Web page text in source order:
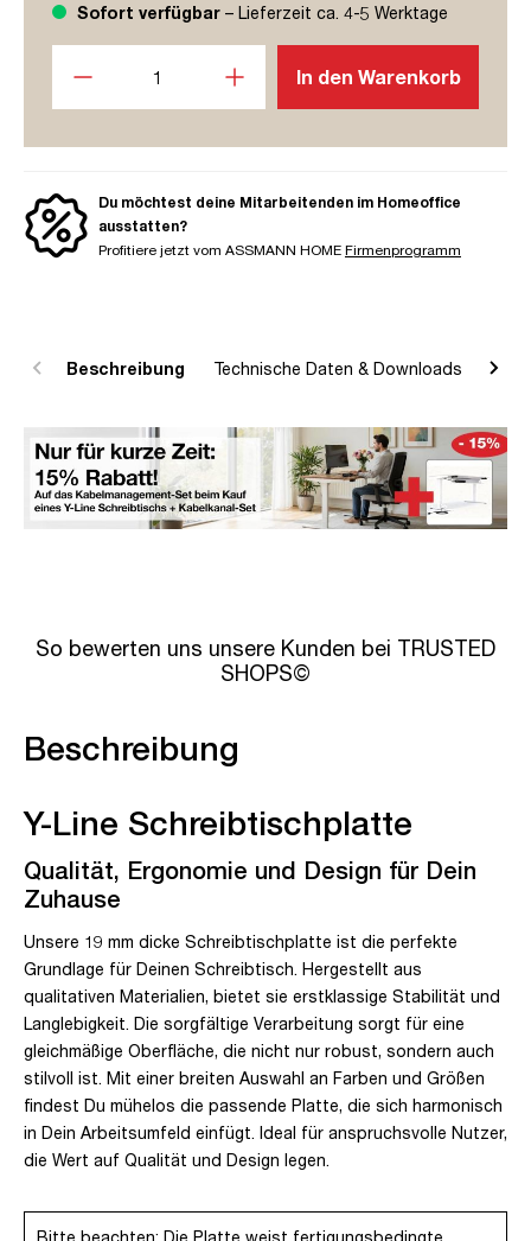
Sofort verfügbar – Lieferzeit ca. 4-5 Werktage
In den Warenkorb
Du möchtest deine Mitarbeitenden im Homeoffice
ausstatten?
Profitiere jetzt vom ASSMANN HOME Firmenprogramm
Beschreibung Technische Daten & Downloads
So bewerten uns unsere Kunden bei TRUSTED
SHOPS©
Beschreibung
Y-Line Schreibtischplatte
Qualität, Ergonomie und Design für Dein
Zuhause
Unsere 19 mm dicke Schreibtischplatte ist die perfekte
Grundlage für Deinen Schreibtisch. Hergestellt aus
qualitativen Materialien, bietet sie erstklassige Stabilität und
Langlebigkeit. Die sorgfältige Verarbeitung sorgt für eine
gleichmäßige Oberfläche, die nicht nur robust, sondern auch
stilvoll ist. Mit einer breiten Auswahl an Farben und Größen
findest Du mühelos die passende Platte, die sich harmonisch
in Dein Arbeitsumfeld einfügt. Ideal für anspruchsvolle Nutzer,
die Wert auf Qualität und Design legen.